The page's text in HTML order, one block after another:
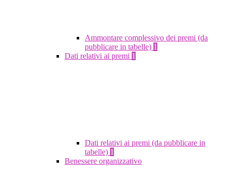
Ammontare complessivo dei premi (da
pubblicare in tabelle) 1
Dati relativi ai premi 1
Dati relativi ai premi (da pubblicare in
tabelle) 1
Benessere organizzativo